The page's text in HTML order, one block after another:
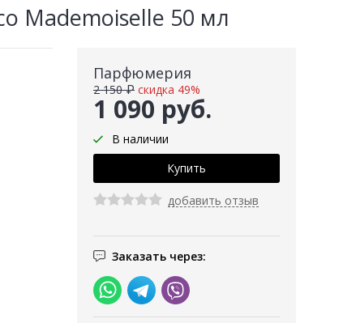
Mademoiselle 50 мл
Парфюмерия
1 090 руб.
2 150 ₽ скидка 49%
В наличии
добавить отзыв
Заказать через: